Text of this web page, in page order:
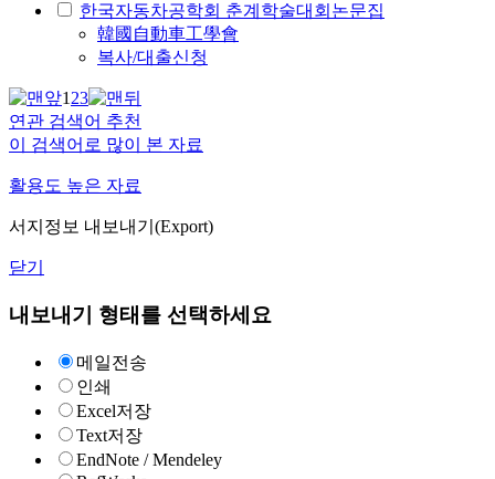
한국자동차공학회 춘계학술대회논문집
韓國自動車工學會
복사/대출신청
123
연관 검색어 추천
이 검색어로 많이 본 자료
활용도 높은 자료
서지정보 내보내기(Export)
닫기
내보내기 형태를 선택하세요
메일전송
인쇄
Excel저장
Text저장
EndNote / Mendeley